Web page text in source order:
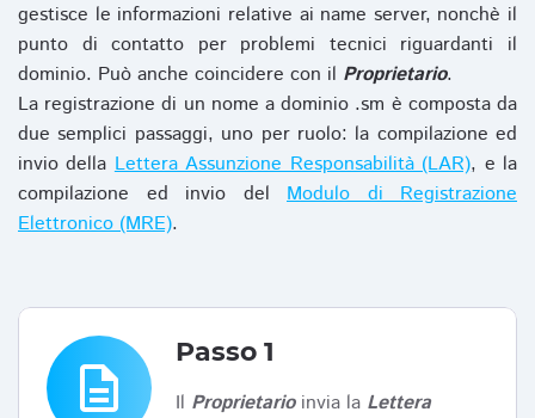
gestisce le informazioni relative ai name server, nonchè il
punto di contatto per problemi tecnici riguardanti il
dominio. Può anche coincidere con il Proprietario.
La registrazione di un nome a dominio .sm è composta da
due semplici passaggi, uno per ruolo: la compilazione ed
invio dellaLettera Assunzione Responsabilità (LAR), e la
compilazione ed invio del Modulo di Registrazione
Elettronico (MRE).
description
Passo 1
Il Proprietarioinvia la Lettera